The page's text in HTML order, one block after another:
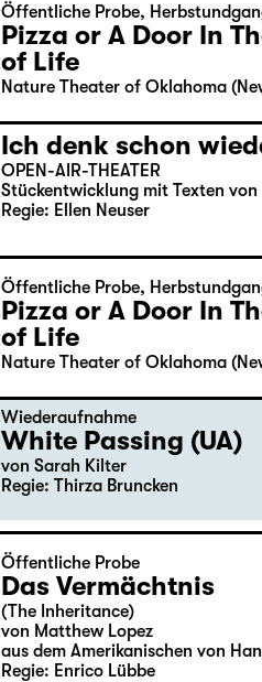
Öffentliche Probe,
Pizza or A Door In
of Life
Nature Theater of Oklahoma
Ich denk schon
OPEN-AIR-THEATER
Stückentwicklung mit Texten von
Regie: Ellen Neuser
Öffentliche Probe,
Pizza or A Door In
of Life
Nature Theater of Oklahoma
Wiederaufnahme
White Passing (UA)
von Sarah Kilter
Regie: Thirza Bruncken
Öffentliche Probe
Das Vermächtnis
(The Inheritance)
von Matthew Lopez
aus dem Amerikanischen von
Regie: Enrico Lübbe